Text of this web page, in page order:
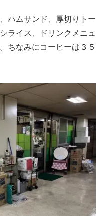
ハムサンド、厚切りトー
ライス、ドリンクメニュ
ちなみにコーヒーは３５